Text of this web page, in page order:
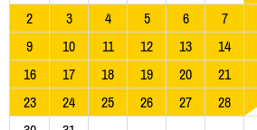
2
3 4 5 6 7
9
10 11 12 13 14
16
17 18 19 20 21
23
24 25 26 27 28